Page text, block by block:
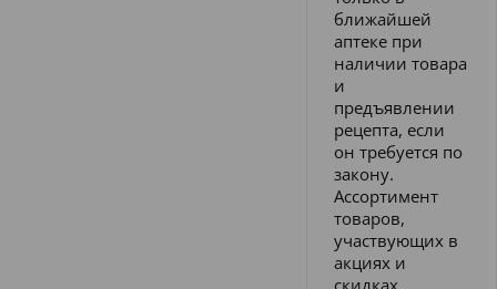
ближайшей
аптеке при
наличии товара
и
предъявлении
рецепта, если
он требуется по
закону.
Ассортимент
товаров,
участвующих в
акциях и
скидках,